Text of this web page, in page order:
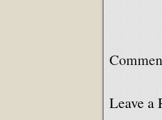
Leave a